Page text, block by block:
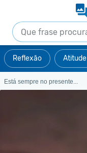
Reflexão Atitude
Está sempre no presente...